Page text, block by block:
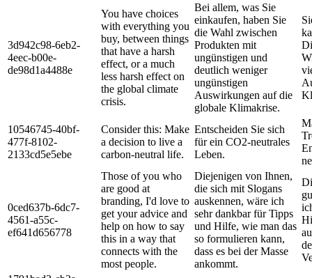
3d942c98-6eb2-
4eec-b00e-
de98d1a4488e
You have choices
with everything you
buy, between things
that have a harsh
effect, or a much
less harsh effect on
the global climate
crisis.
Bei allem, was Sie
einkaufen, haben Sie
die Wahl zwischen
Produkten mit
ungünstigen und
deutlich weniger
ungünstigen
Auswirkungen auf die
globale Klimakrise.
10546745-40bf-
477f-8102-
2133cd5e5ebe
Consider this: Make
a decision to live a
carbon-neutral life.
Entscheiden Sie sich
für ein CO2-neutrales
Leben.
0ced637b-6dc7-
4561-a55c-
ef641d656778
Those of you who
are good at
branding, I'd love to
get your advice and
help on how to say
this in a way that
connects with the
most people.
Diejenigen von Ihnen,
die sich mit Slogans
auskennen, wäre ich
sehr dankbar für Tipps
und Hilfe, wie man das
so formulieren kann,
dass es bei der Masse
ankommt.